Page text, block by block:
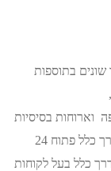
בתוספות
וארוחות בסיסיות
בעלות תפריט מצומצם בכל שעה משעות היום,בדרך כלל פתוח 24
כלל בעל לקוחות